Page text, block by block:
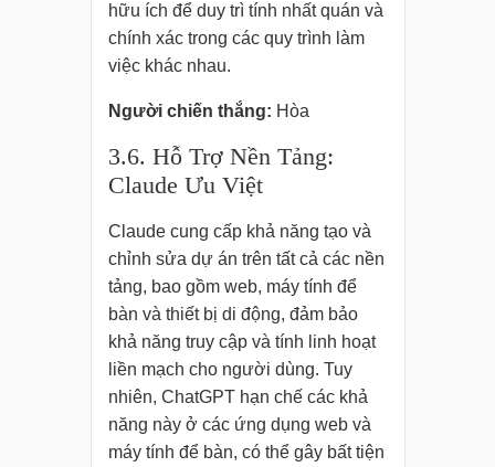
hữu ích để duy trì tính nhất quán và
chính xác trong các quy trình làm
việc khác nhau.
Người chiến thắng: Hòa
3.6. Hỗ Trợ Nền Tảng:
Claude Ưu Việt
Claude cung cấp khả năng tạo và
chỉnh sửa dự án trên tất cả các nền
tảng, bao gồm web, máy tính để
bàn và thiết bị di động, đảm bảo
khả năng truy cập và tính linh hoạt
liền mạch cho người dùng. Tuy
nhiên, ChatGPT hạn chế các khả
năng này ở các ứng dụng web và
máy tính để bàn, có thể gây bất tiện